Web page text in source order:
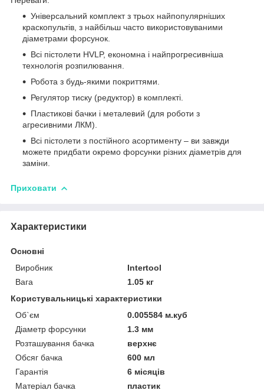
Універсальний комплект з трьох найпопулярніших
краскопультів, з найбільш часто використовуваними
діаметрами форсунок.
Всі пістолети HVLP, економна і найпрогресивніша
технологія розпилювання.
Робота з будь-якими покриттями.
Регулятор тиску (редуктор) в комплекті.
Пластикові бачки і металевий (для роботи з
агресивними ЛКМ).
Всі пістолети з постійного асортименту – ви завжди
можете придбати окремо форсунки різних діаметрів для
заміни.
Приховати
Характеристики
Основні
Виробник
Intertool
Вага
1.05 кг
Користувальницькі характеристики
Об`єм
0.005584 м.куб
Діаметр форсунки
1.3 мм
Розташування бачка
верхнє
Обсяг бачка
600 мл
Гарантія
6 місяців
Матеріал бачка
пластик